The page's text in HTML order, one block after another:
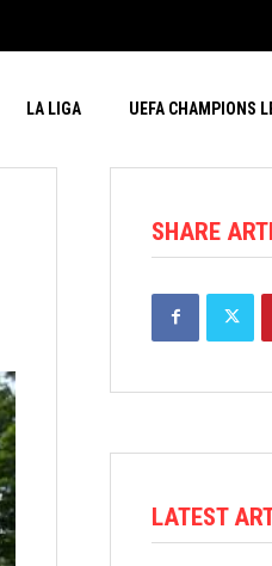
LA LIGA UEFA CHAMPIONS
SHARE
LATEST